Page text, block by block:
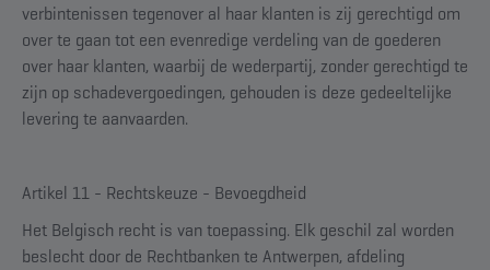
verbintenissen tegenover al haar klanten is zij gerechtigd om
over te gaan tot een evenredige verdeling van de goederen
over haar klanten, waarbij de wederpartij, zonder gerechtigd te
zijn op schadevergoedingen, gehouden is deze gedeeltelijke
levering te aanvaarden.
Artikel 11 - Rechtskeuze - Bevoegdheid
Het Belgisch recht is van toepassing. Elk geschil zal worden
beslecht door de Rechtbanken te Antwerpen, afdeling